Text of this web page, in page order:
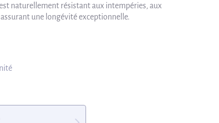
naturellement résistant aux intempéries, aux
une longévité exceptionnelle.